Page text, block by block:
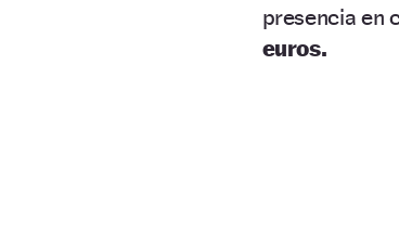
presencia en
euros.